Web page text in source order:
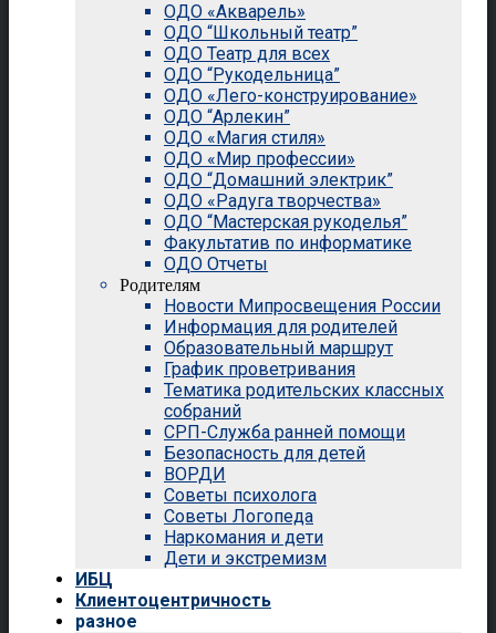
ОДО «Акварель»
ОДО “Школьный театр”
ОДО Театр для всех
ОДО “Рукодельница”
ОДО «Лего-конструирование»
ОДО “Арлекин”
ОДО «Магия стиля»
ОДО «Мир профессии»
ОДО “Домашний электрик”
ОДО «Радуга творчества»
ОДО “Мастерская рукоделья”
Факультатив по информатике
ОДО Отчеты
Родителям
Новости Мипросвещения России
Информация для родителей
Образовательный маршрут
График проветривания
Тематика родительских классных
собраний
СРП-Служба ранней помощи
Безопасность для детей
ВОРДИ
Советы психолога
Советы Логопеда
Наркомания и дети
Дети и экстремизм
ИБЦ
Клиентоцентричность
разное